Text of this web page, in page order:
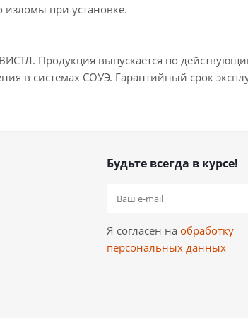
изломы при установке.
Продукция выпускается по
в системах СОУЭ. Гарантийный срок
Будьте всегда в курсе!
Я согласен на обработку
персональных данных